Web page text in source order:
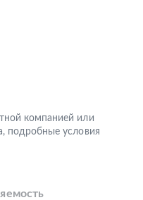
компанией или
подробные условия